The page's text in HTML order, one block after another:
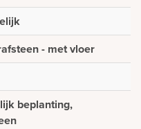
- met vloer
beplanting,